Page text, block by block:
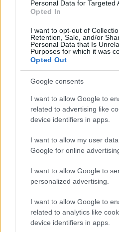
Personal Data for Targeted
Opted In
I want to opt-out of
Retention, Sale, and/or
Personal Data that Is
Purposes for which it was
Opted Out
Google consents
I want to allow Google to
related to advertising like
device identifiers in apps.
I want to allow my user
Google for online
I want to allow Google to
personalized advertising.
I want to allow Google to
related to analytics like
device identifiers in apps.
Η εφημερίδα, επικαλείται